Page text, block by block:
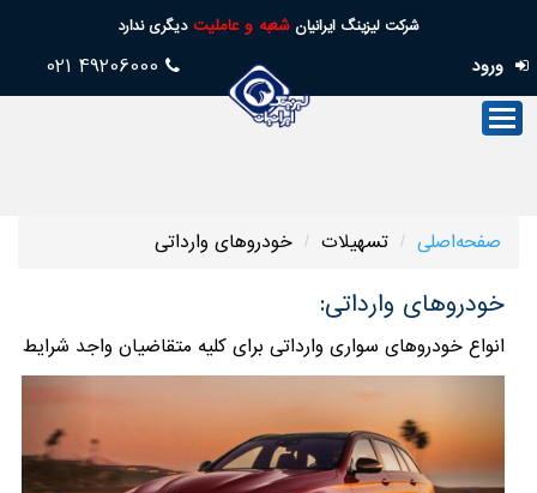
شرکت لیزینگ ایرانیان شعبه و عاملیتدیگری ندارد
ورود
صفحه‌اصلی
خدمات
پس
از
فروش
تسهیلات
امورسهام
صفحه‌اصلی تسهیلات خودروهای وارداتی
خودروهای وارداتی:
انواع خودروهای سواری وارداتی برای کلیه متقاضیان واجد شرایط
Next